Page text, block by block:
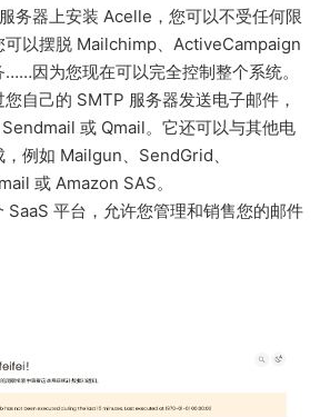
务器上安装 Acelle，您可以不受任何限
可以摆脱 Mailchimp、ActiveCampaign
因为您现在可以完全控制整个系统。
自己的 SMTP 服务器发送电子邮件，
或 Qmail。它还可以与其他电
例如 Mailgun、SendGrid、
或 Amazon SAS。
平台，允许您管理和销售您的邮件